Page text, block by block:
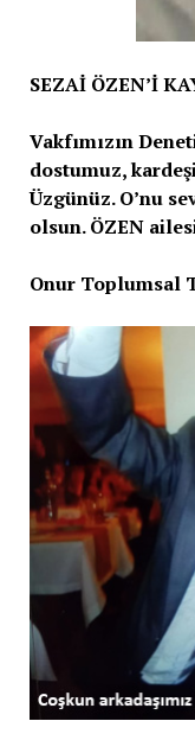
SEZAİ ÖZEN’İ
Vakfımızın
dostumuz,
Üzgünüz. O’nu
olsun. ÖZEN
Onur Toplumsal